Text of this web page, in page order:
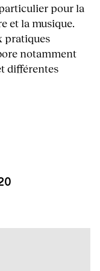
pour la
et la musique.
pratiques
notamment
différentes